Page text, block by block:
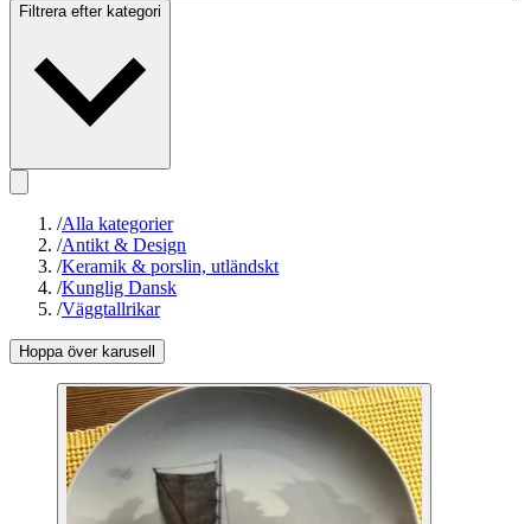
Filtrera efter kategori
/Alla kategorier
/Antikt & Design
/Keramik & porslin, utländskt
/Kunglig Dansk
/Väggtallrikar
Hoppa över karusell